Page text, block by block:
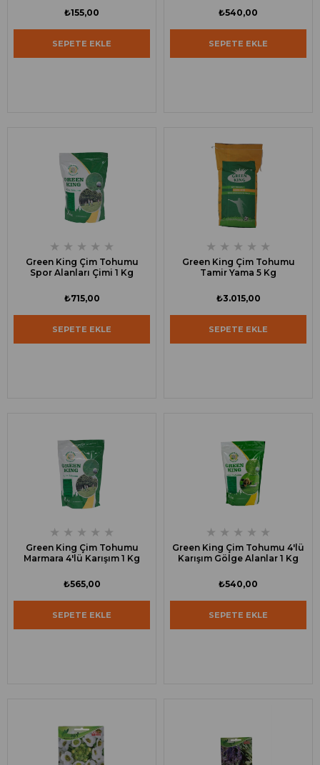
₺155,00
SEPETE EKLE
₺540,00
SEPETE EKLE
★ ★ ★ ★ ★
Green King Çim Tohumu
Spor Alanları Çimi 1 Kg
₺715,00
SEPETE EKLE
★ ★ ★ ★ ★
Green King Çim Tohumu
Tamir Yama 5 Kg
₺3.015,00
SEPETE EKLE
★ ★ ★ ★ ★
Green King Çim Tohumu
Marmara 4'lü Karışım 1 Kg
₺565,00
SEPETE EKLE
★ ★ ★ ★ ★
Green King Çim Tohumu 4'lü
Karışım Gölge Alanlar 1 Kg
₺540,00
SEPETE EKLE